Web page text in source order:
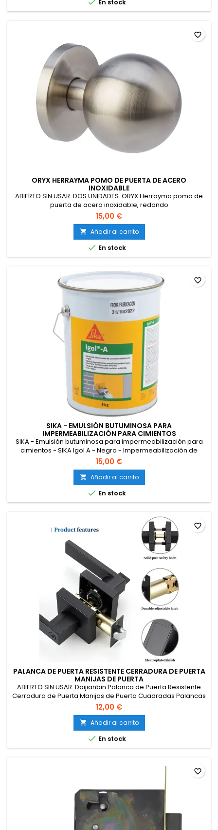
 En stock
ORYX HERRAYMA POMO DE PUERTA DE ACERO
INOXIDABLE
ABIERTO SIN USAR. DOS UNIDADES. ORYX Herrayma pomo de
puerta de acero inoxidable, redondo
15,00 €
 Añadir al carrito
 En stock
favorite_border
SIKA - EMULSIÓN BUTUMINOSA PARA
IMPERMEABILIZACIÓN PARA CIMIENTOS
SIKA - Emulsión butuminosa para impermeabilización para
cimientos - SIKA Igol A - Negro - Impermeabilización de
muros verticales, cimientos y construcción de obras públicas
- 5kg
15,00 €
 Añadir al carrito
 En stock
favorite_border
PALANCA DE PUERTA RESISTENTE CERRADURA DE PUERTA
MANIJAS DE PUERTA
ABIERTO SIN USAR. Daijianbin Palanca de Puerta Resistente
Cerradura de Puerta Manijas de Puerta Cuadradas Palancas
de Puerta de Entrada Juego de Manijas de Puerta Delantera
y Exterior, con Llave
12,00 €
 Añadir al carrito
 En stock
favorite_border
favorite_border